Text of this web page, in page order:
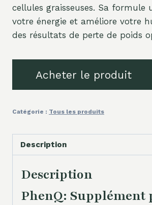
79,99 €. 69,99 €.
cellules graisseuses. Sa formule
votre énergie et améliore votre
des résultats de perte de poids
Acheter le produit
Catégorie : Tous les produits
Description
Description
PhenQ: Supplément